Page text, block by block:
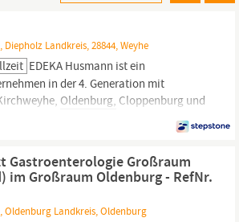
Diepholz Landkreis, 28844, Weyhe
EDEKA Husmann ist ein
in der 4. Generation mit
Oldenburg, Cloppenburg und
Mit rund 400 engagierten Mitarbeitenden
Regionalität und persönlichen
Gastroenterologie Großraum
im Großraum Oldenburg - RefNr.
Oldenburg Landkreis, Oldenburg